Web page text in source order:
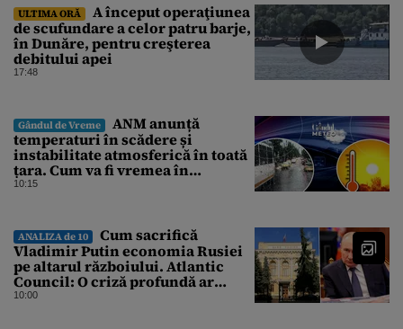
ULTIMA ORĂ
A început operaţiunea
de scufundare a celor patru barje,
în Dunăre, pentru creşterea
debitului apei
17:48
Gândul de Vreme
ANM anunță
temperaturi în scădere și
instabilitate atmosferică în toată
țara. Cum va fi vremea în
București și când vin vijeliile
10:15
ANALIZA de 10
Cum sacrifică
Vladimir Putin economia Rusiei
pe altarul războiului. Atlantic
Council: O criză profundă ar
putea forța Kremlinul să apeleze
10:00